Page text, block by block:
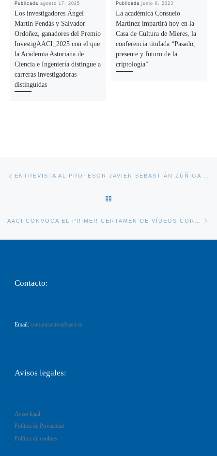
Publicadaagosto 17, 2025
Los investigadores Ángel
Martín Pendás y Salvador
Ordoñez, ganadores del Premio
InvestigAACI_2025 con el que
la Academia Asturiana de
Ciencia e Ingeniería distingue a
carreras investigadoras
distinguidas
Publicadajunio 8, 2023
La académica Consuelo
Martínez impartirá hoy en la
Casa de Cultura de Mieres, la
conferencia titulada “Pasado,
presente y futuro de la
criptología”
Navegación de la entrada
Contacto:
Email: comunicacion@aaci.es
Avisos legales:
Aviso legal
Política de Privacidad
Política de cookies